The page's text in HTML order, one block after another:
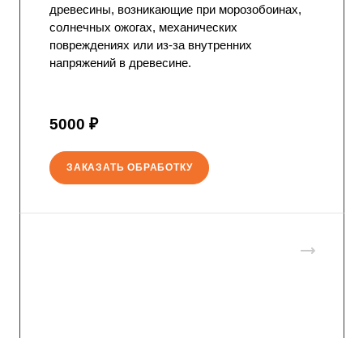
древесины, возникающие при морозобоинах,
солнечных ожогах, механических
повреждениях или из-за внутренних
напряжений в древесине.
5000 ₽
ЗАКАЗАТЬ ОБРАБОТКУ